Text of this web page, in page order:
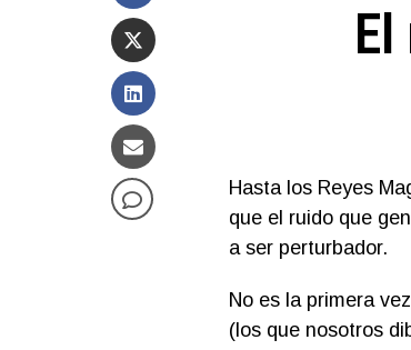
Hasta los Reyes
que el ruido que
a ser perturbador.
No es la primera
(los que nosotros